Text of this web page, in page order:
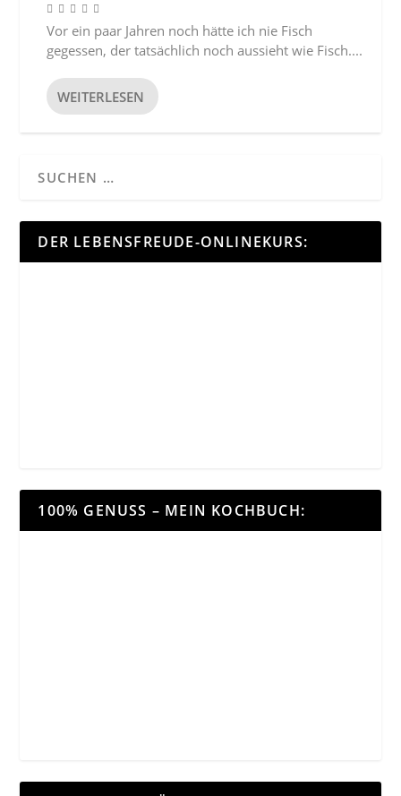
Vor ein paar Jahren noch hätte ich nie Fisch
gegessen, der tatsächlich noch aussieht wie Fisch....
WEITERLESEN
DER LEBENSFREUDE-ONLINEKURS:
100% GENUSS – MEIN KOCHBUCH: